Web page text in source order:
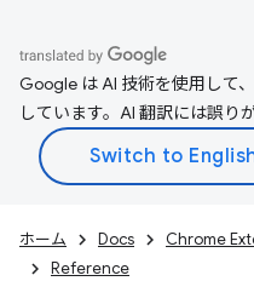
Google は AI 技術を使用して
しています。AI 翻訳には誤り
ホーム Docs Chrome
Reference